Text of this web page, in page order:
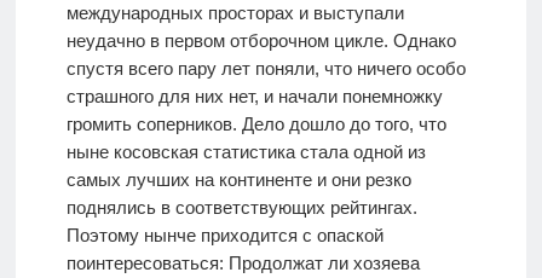
международных просторах и выступали
неудачно в первом отборочном цикле. Однако
спустя всего пару лет поняли, что ничего особо
страшного для них нет, и начали понемножку
громить соперников. Дело дошло до того, что
ныне косовская статистика стала одной из
самых лучших на континенте и они резко
поднялись в соответствующих рейтингах.
Поэтому нынче приходится с опаской
поинтересоваться: Продолжат ли хозяева